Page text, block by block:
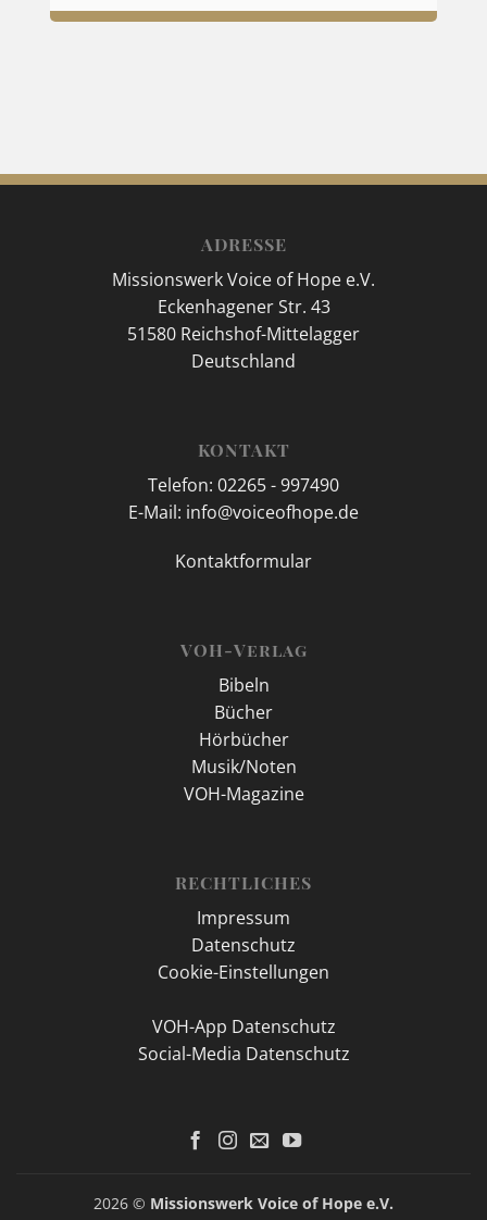
ADRESSE
Missionswerk Voice of Hope e.V.
Eckenhagener Str. 43
51580 Reichshof-Mittelagger
Deutschland
KONTAKT
Telefon: 02265 - 997490
E-Mail: info@voiceofhope.de
Kontaktformular
VOH-Verlag
Bibeln
Bücher
Hörbücher
Musik/Noten
VOH-Magazine
RECHTLICHES
Impressum
Datenschutz
Cookie-Einstellungen
VOH-App Datenschutz
Social-Media Datenschutz
2026 © Missionswerk Voice of Hope e.V.